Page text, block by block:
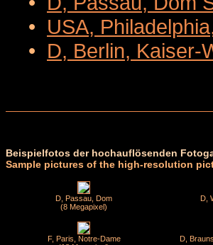
• USA,
• D, Berlin, Kaiser-
Beispielfotos der hochauflösenden
Sample pictures of the high-resolution
D, Passau, Dom
(8 Megapixel)
D,
F, Paris, Notre-Dame
D,